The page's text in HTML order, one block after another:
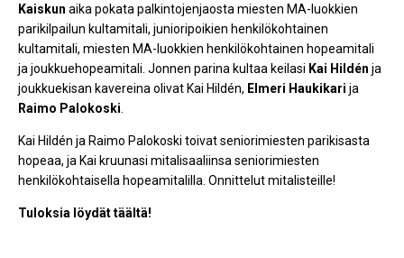
Kaiskun aika pokata palkintojenjaosta miesten MA-luokkien
parikilpailun kultamitali, junioripoikien henkilökohtainen
kultamitali, miesten MA-luokkien henkilökohtainen hopeamitali
ja joukkuehopeamitali. Jonnen parina kultaa keilasi Kai Hildén ja
joukkuekisan kavereina olivat Kai Hildén, Elmeri Haukikari ja
Raimo Palokoski
Kai Hildén ja Raimo Palokoski toivat seniorimiesten parikisasta
hopeaa, ja Kai kruunasi mitalisaaliinsa seniorimiesten
henkilökohtaisella hopeamitalilla. Onnittelut mitalisteille!
Tuloksia löydät täältä!